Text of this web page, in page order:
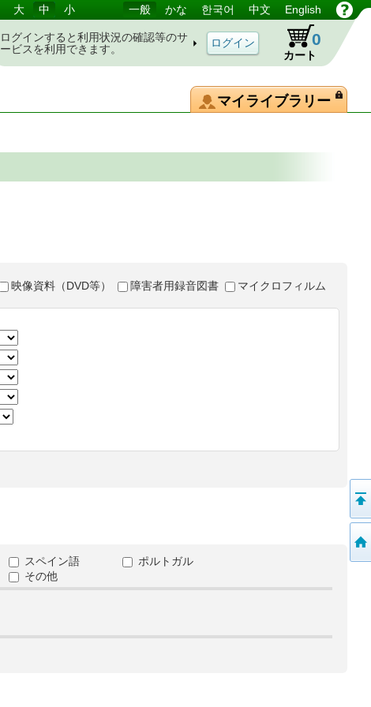
大 中 小 一般 かな 한국어 中文 English
ログインすると利用状況の確認等のサ
ービスを利用できます。
カート
0
マイライブラリー
映像資料（DVD等） 障害者用録音図書 マイクロフィルム
スペイン語
ポルトガル
その他